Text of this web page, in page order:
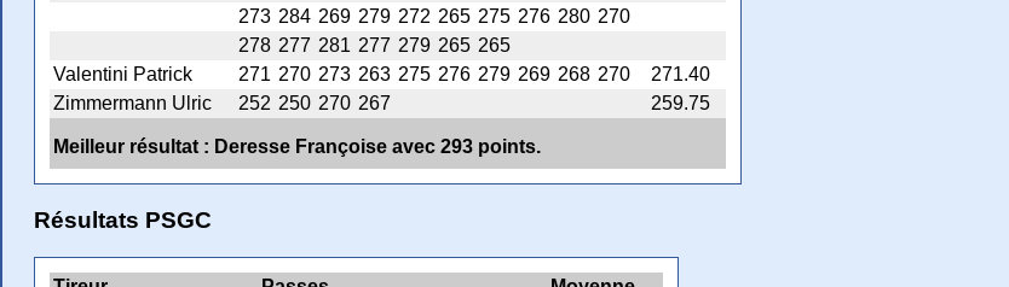
273 284 269 279 272 265 275 276 280 270
278 277 281 277 279 265 265
Valentini Patrick
271 270 273 263 275 276 279 269 268 270
271.40
Zimmermann Ulric
252 250 270 267 259.75
Meilleur résultat : Deresse Françoise avec 293 points.
Résultats PSGC